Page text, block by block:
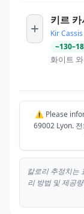
키르
Kir Cassis
~130–
화이트
⚠️ Please
69002 Lyon.
칼로리 추정치는
리 방법 및 제공